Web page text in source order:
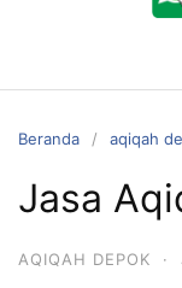
Beranda aqiqah
Jasa
AQIQAH DEPOK ·